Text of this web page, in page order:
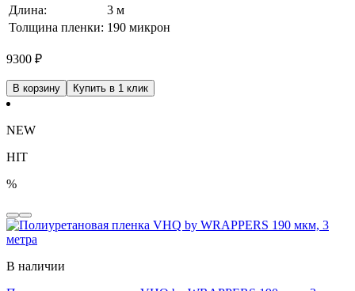
Длина:
3 м
Толщина пленки: 190 микрон
9300 ₽
В корзину Купить в 1 клик
NEW
HIT
%
В наличии